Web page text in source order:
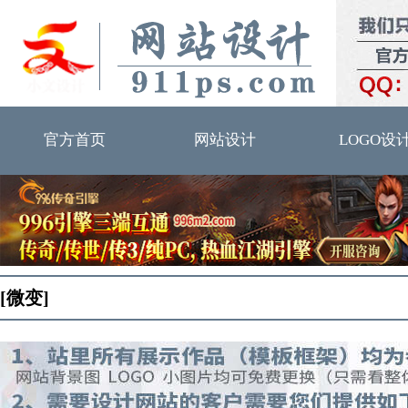
官方首页 网站设计 LOGO设
[微变]